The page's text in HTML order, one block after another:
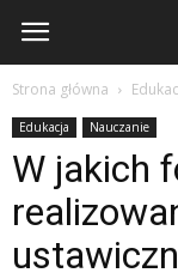
Strona główna
Edukacja Nauczanie
W jakich